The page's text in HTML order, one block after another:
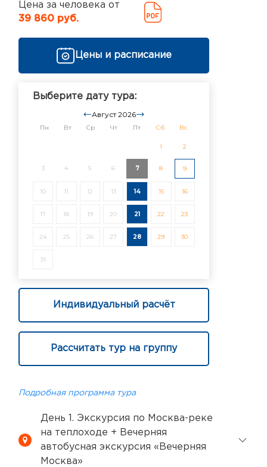
Цена за человека от
39 860 руб.
Цены и расписание
Выберите дату тура:
Август 2026
Пн Вт Ср Чт Пт Сб Вс
1 2
3 4 5 6 7 8 9
10 11 12 13 14 15 16
17 18 19 20 21 22 23
24 25 26 27 28 29 30
31
Индивидуальный расчёт
Рассчитать тур на группу
Подробная программа тура
День 1. Экскурсия по Москва-реке
на теплоходе + Вечерняя
автобусная экскурсия «Вечерняя
Москва»